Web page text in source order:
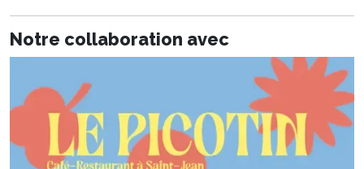
Notre collaboration avec